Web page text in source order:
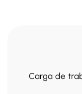
Carga de